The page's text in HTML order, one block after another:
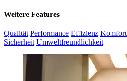
Weitere Features
Qualität Performance Effizienz Komfort
Sicherheit Umweltfreundlichkeit